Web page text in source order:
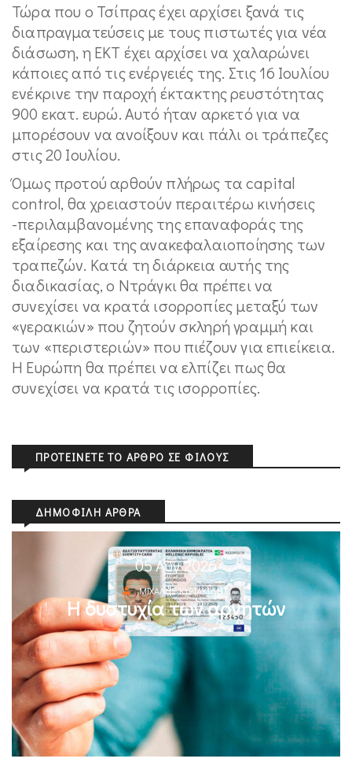
Τώρα που ο Τσίπρας έχει αρχίσει ξανά τις
διαπραγματεύσεις με τους πιστωτές για νέα
διάσωση, η ΕΚΤ έχει αρχίσει να χαλαρώνει
κάποιες από τις ενέργειές της. Στις 16 Ιουλίου
ενέκρινε την παροχή έκτακτης ρευστότητας
900 εκατ. ευρώ. Αυτό ήταν αρκετό για να
μπορέσουν να ανοίξουν και πάλι οι τράπεζες
στις 20 Ιουλίου.
Όμως προτού αρθούν πλήρως τα capital
control, θα χρειαστούν περαιτέρω κινήσεις
-περιλαμβανομένης της επαναφοράς της
εξαίρεσης και της ανακεφαλαιοποίησης των
τραπεζών. Κατά τη διάρκεια αυτής της
διαδικασίας, ο Ντράγκι θα πρέπει να
συνεχίσει να κρατά ισορροπίες μεταξύ των
«γερακιών» που ζητούν σκληρή γραμμή και
των «περιστεριών» που πιέζουν για επιείκεια.
Η Ευρώπη θα πρέπει να ελπίζει πως θα
συνεχίσει να κρατά τις ισορροπίες.
ΠΡΟΤΕΊΝΕΤΕ ΤΟ ΆΡΘΡΟ ΣΕ ΦΊΛΟΥΣ
ΔΗΜΟΦΙΛΉ ΆΡΘΡΑ
05 Αυγ 2026
ΜΙΧΆΛΗΣ ΚΥΡΙΑΚΊΔΗΣ
Η δυστυχία των αρνητών